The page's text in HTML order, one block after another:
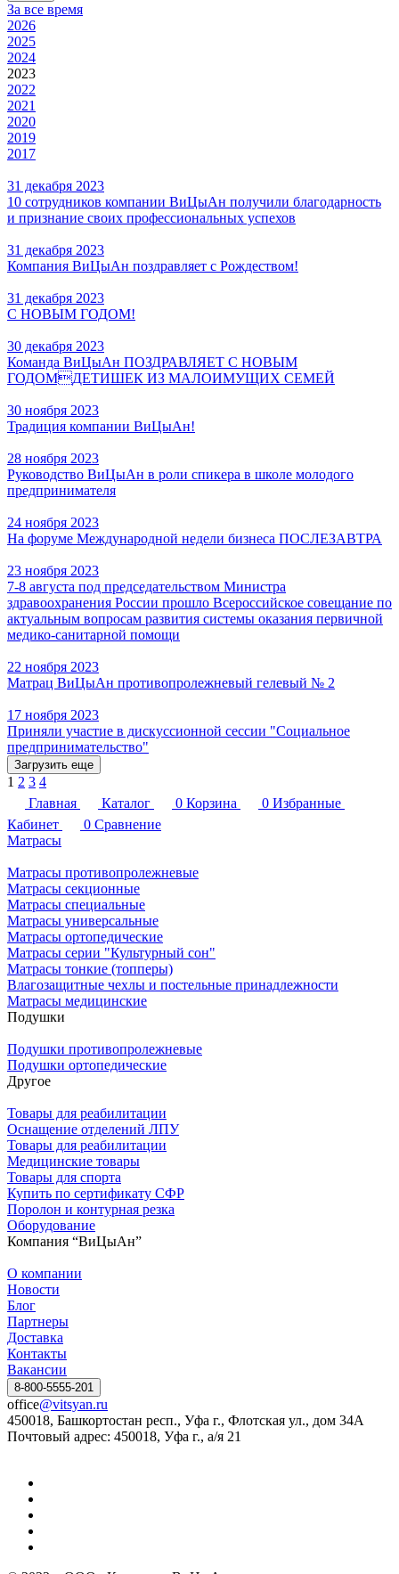
За все время
2026
2025
2024
2023
2022
2021
2020
2019
2017
31 декабря 2023
10 сотрудников компании ВиЦыАн получили благодарность
и признание своих профессиональных успехов
31 декабря 2023
Компания ВиЦыАн поздравляет с Рождеством!
31 декабря 2023
С НОВЫМ ГОДОМ!
30 декабря 2023
Команда ВиЦыАн ПОЗДРАВЛЯЕТ С НОВЫМ
ГОДОМДЕТИШЕК ИЗ МАЛОИМУЩИХ СЕМЕЙ
30 ноября 2023
Традиция компании ВиЦыАн!
28 ноября 2023
Руководство ВиЦыАн в роли спикера в школе молодого
предпринимателя
24 ноября 2023
На форуме Международной недели бизнеса ПОСЛЕЗАВТРА
23 ноября 2023
7-8 августа под председательством Министра
здравоохранения России прошло Всероссийское совещание по
актуальным вопросам развития системы оказания первичной
медико-санитарной помощи
22 ноября 2023
Матрац ВиЦыАн противопролежневый гелевый № 2
17 ноября 2023
Приняли участие в дискуссионной сессии "Социальное
предпринимательство"
Загрузить еще
1 2 3 4
Главная
Каталог 0 Корзина 0 Избранные
Кабинет
0 Сравнение
Матрасы
Матрасы противопролежневые
Матрасы секционные
Матрасы специальные
Матрасы универсальные
Матрасы ортопедические
Матрасы серии "Культурный сон"
Матрасы тонкие (топперы)
Влагозащитные чехлы и постельные принадлежности
Матрасы медицинские
Подушки
Подушки противопролежневые
Подушки ортопедические
Другое
Товары для реабилитации
Оснащение отделений ЛПУ
Товары для реабилитации
Медицинские товары
Товары для спорта
Купить по сертификату СФР
Поролон и контурная резка
Оборудование
Компания “ВиЦыАн”
О компании
Новости
Блог
Партнеры
Доставка
Контакты
Вакансии
8-800-5555-201
office@vitsyan.ru
450018, Башкортостан респ., Уфа г., Флотская ул., дом 34А
Почтовый адрес: 450018, Уфа г., а/я 21